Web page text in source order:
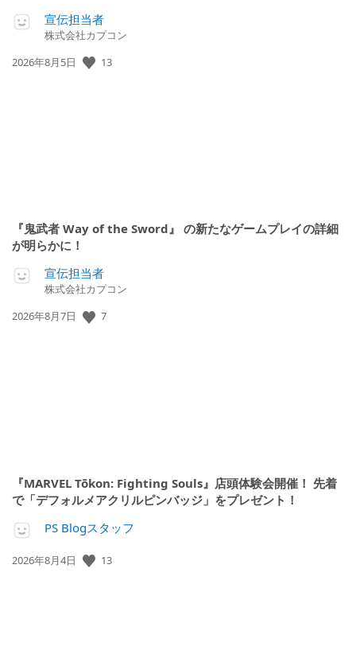
宣伝担当者
株式会社カプコン
公
2026年8月5日 13
『鬼武者 Way of the Sword』 の新たなゲームプレイの詳細
が明らかに！
宣伝担当者
株式会社カプコン
公
2026年8月7日 7
『MARVEL Tōkon: Fighting Souls』店頭体験会開催！ 先着
で「デフォルメアクリルピンバッジ」をプレゼント！
PS Blogスタッフ
公
2026年8月4日 13